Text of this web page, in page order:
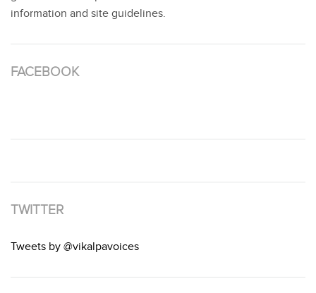
information and site guidelines.
FACEBOOK
TWITTER
Tweets by @vikalpavoices